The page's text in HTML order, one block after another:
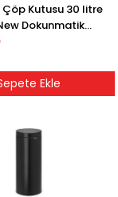
Çöp Kutusu 30 litre
Dokunmatik
Ekle